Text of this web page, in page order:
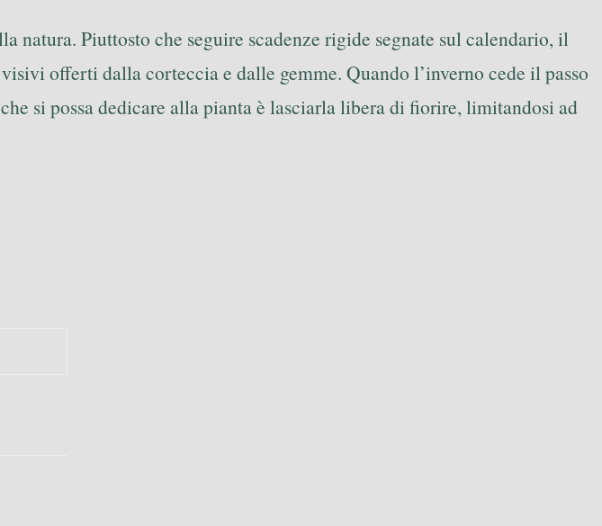
Piuttosto che seguire scadenze rigide segnate sul calendario, il
offerti dalla corteccia e dalle gemme. Quando l’inverno cede il passo
si possa dedicare alla pianta è lasciarla libera di fiorire, limitandosi ad